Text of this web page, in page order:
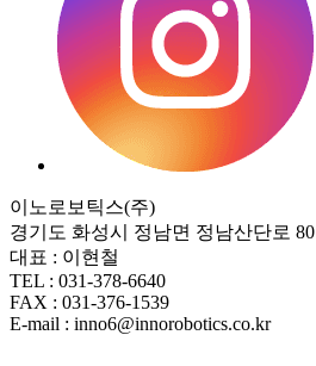
이노로보틱스(주)
경기도 화성시 정남면 정남산단로 80
대표 : 이현철
TEL : 031-378-6640
FAX : 031-376-1539
E-mail : inno6@innorobotics.co.kr